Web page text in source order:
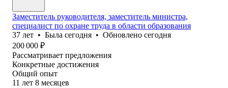
Заместитель руководителя, заместитель министра,
специалист по охране труда в области образования
37 лет • Была сегодня • Обновлено сегодня
200 000 ₽
Рассматривает предложения
Конкретные достижения
Общий опыт
11 лет 8 месяцев